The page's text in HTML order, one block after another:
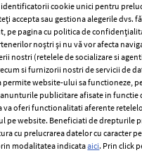
obligat de
la picior timp
Cioran, primele
cookie unici pentru
accepta sau gestiona alegerile dvs.
pe pagina cu politica de
noștri și nu vă vor afecta
nostri (retelele de socializare si
si furnizorii nostri de servicii de
permite website-ului sa functioneze,
publicitare afisate in functie
va oferi functionalitati aferente
pe website. Beneficiati de drepturile
cu prelucrarea datelor cu caracter
modalitatea indicataaici. Prin click